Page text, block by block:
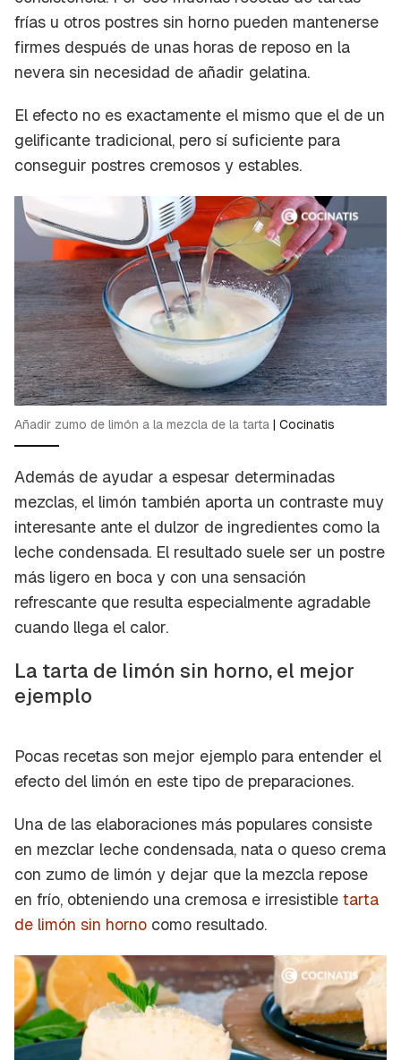
frías u otros postres sin horno pueden mantenerse
firmes después de unas horas de reposo en la
nevera sin necesidad de añadir gelatina.
El efecto no es exactamente el mismo que el de un
gelificante tradicional, pero sí suficiente para
conseguir postres cremosos y estables.
Añadir zumo de limón a la mezcla de la tarta | Cocinatis
Además de ayudar a espesar determinadas
mezclas, el limón también aporta un contraste muy
interesante ante el dulzor de ingredientes como la
leche condensada. El resultado suele ser un postre
más ligero en boca y con una sensación
refrescante que resulta especialmente agradable
cuando llega el calor.
La tarta de limón sin horno, el mejor
ejemplo
Pocas recetas son mejor ejemplo para entender el
efecto del limón en este tipo de preparaciones.
Una de las elaboraciones más populares consiste
en mezclar leche condensada, nata o queso crema
con zumo de limón y dejar que la mezcla repose
en frío, obteniendo una cremosa e irresistible tarta
de limón sin horno como resultado.